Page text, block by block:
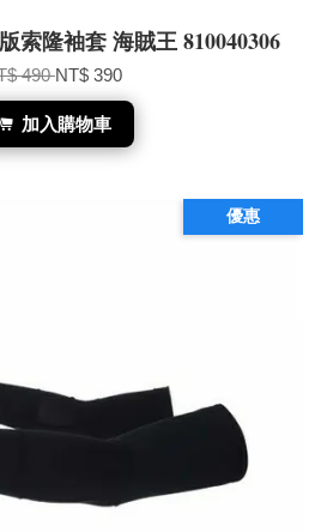
索隆袖套 海賊王 810040306
490NT$ 390
加入購物車
優惠